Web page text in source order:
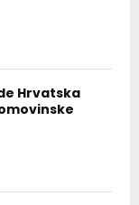
Hrvatska